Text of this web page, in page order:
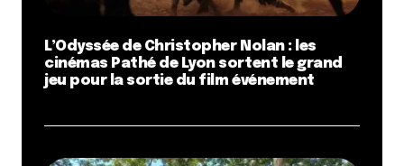
L’Odyssée de Christopher Nolan : les
cinémas Pathé de Lyon sortent le grand
jeu pour la sortie du film événement